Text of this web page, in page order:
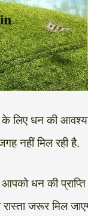
लिए धन की
नहीं मिल रही है.
धन की
जरूर मिल